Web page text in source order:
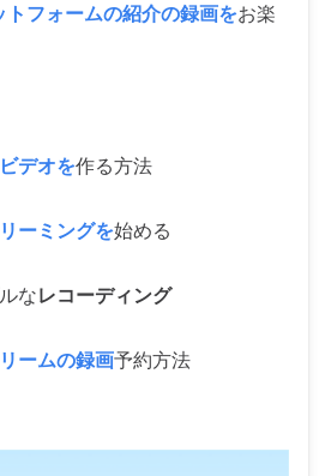
フォームの紹介の録画をお楽
デオを作る方法
ーミングを始める
なレコーディング
ームの録画予約方法